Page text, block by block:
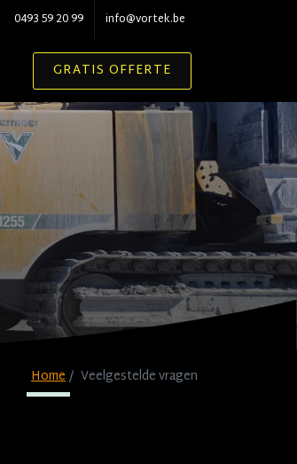
0493 59 20 99 info@vortek.be
GRATIS OFFERTE
Home Veelgestelde vragen